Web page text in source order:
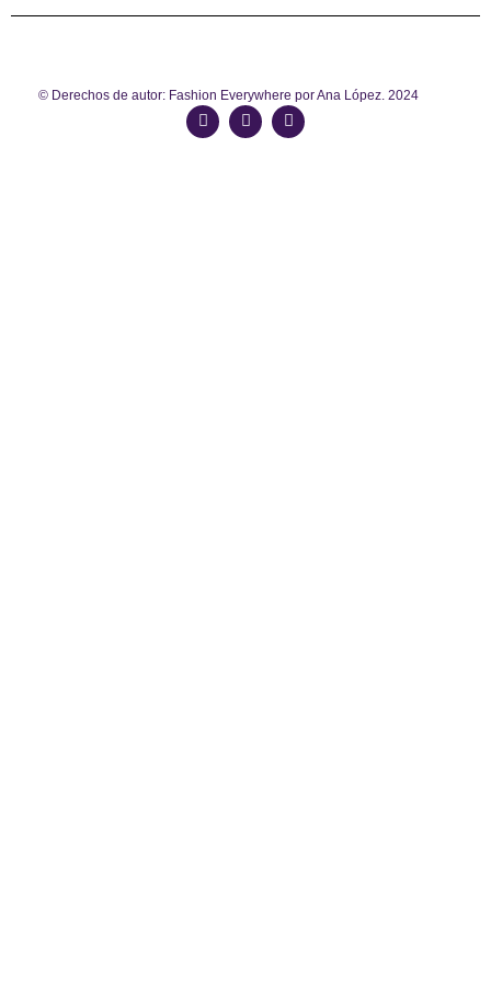
© Derechos de autor: Fashion Everywhere por Ana López. 2024